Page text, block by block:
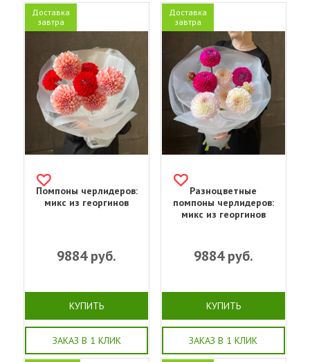
Доставка
завтра
Помпоны черлидеров:
микс из георгинов
9884руб.
КУПИТЬ
ЗАКАЗ В 1 КЛИК
Доставка
завтра
Разноцветные
помпоны черлидеров:
микс из георгинов
9884руб.
КУПИТЬ
ЗАКАЗ В 1 КЛИК